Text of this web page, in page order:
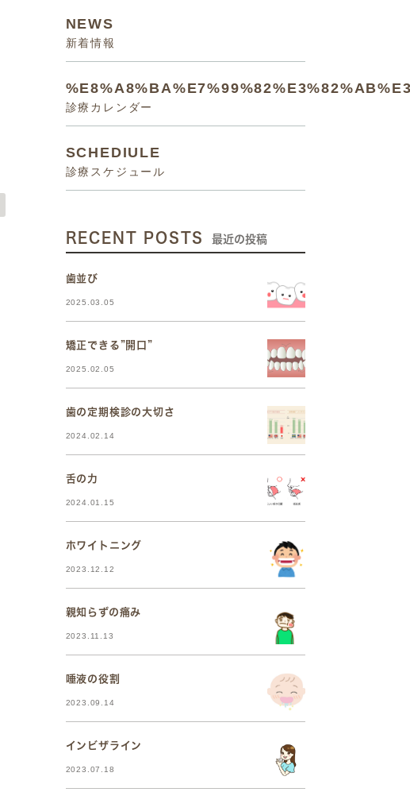
NEWS
新着情報
診療カレンダー
SCHEDIULE
診療スケジュール
RECENT POSTS 最近の投稿
歯並び
2025.03.05
矯正できる”開口”
2025.02.05
歯の定期検診の大切さ
2024.02.14
舌の力
2024.01.15
ホワイトニング
2023.12.12
親知らずの痛み
2023.11.13
唾液の役割
2023.09.14
インビザライン
2023.07.18